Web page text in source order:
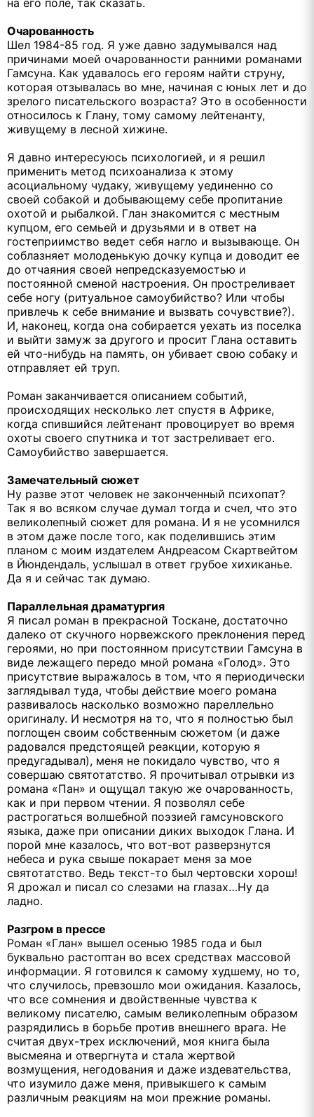
Очарованность
Шел 1984-85 год. Я уже давно задумывался над
причинами моей очарованности ранними романами
Гамсуна. Как удавалось его героям найти струну,
которая отзывалась во мне, начиная с юных лет и до
зрелого писательского возраста? Это в особенности
относилось к Глану, тому самому лейтенанту,
живущему в лесной хижине.
Я давно интересуюсь психологией, и я решил
применить метод психоанализа к этому
асоциальному чудаку, живущему уединенно со
своей собакой и добывающему себе пропитание
охотой и рыбалкой. Глан знакомится с местным
купцом, его семьей и друзьями и в ответ на
гостеприимство ведет себя нагло и вызывающе. Он
соблазняет молоденькую дочку купца и доводит ее
до отчаяния своей непредсказуемостью и
постоянной сменой настроения. Он простреливает
себе ногу (ритуальное самоубийство? Или чтобы
привлечь к себе внимание и вызвать сочувствие?).
И, наконец, когда она собирается уехать из поселка
и выйти замуж за другого и просит Глана оставить
ей что-нибудь на память, он убивает свою собаку и
отправляет ей труп.
Роман заканчивается описанием событий,
происходящих несколько лет спустя в Африке,
когда спившийся лейтенант провоцирует во время
охоты своего спутника и тот застреливает его.
Самоубийство завершается.
Замечательный сюжет
Ну разве этот человек не законченный психопат?
Так я во всяком случае думал тогда и счел, что это
великолепный сюжет для романа. И я не усомнился
в этом даже после того, как поделившись этим
планом с моим издателем Андреасом Скартвейтом
в Йюндендаль, услышал в ответ грубое хихиканье.
Да я и сейчас так думаю.
Параллельная драматургия
Я писал роман в прекрасной Тоскане, достаточно
далеко от скучного норвежского преклонения перед
героями, но при постоянном присутствии Гамсуна в
виде лежащего передо мной романа «Голод». Это
присутствие выражалось в том, что я периодически
заглядывал туда, чтобы действие моего романа
развивалось насколько возможно пареллельно
оригиналу. И несмотря на то, что я полностью был
поглощен своим собственным сюжетом (и даже
радовался предстоящей реакции, которую я
предугадывал), меня не покидало чувство, что я
совершаю святотатство. Я прочитывал отрывки из
романа «Пан» и ощущал такую же очарованность,
как и при первом чтении. Я позволял себе
растрогаться волшебной поэзией гамсуновского
языка, даже при описании диких выходок Глана. И
порой мне казалось, что вот-вот разверзнутся
небеса и рука свыше покарает меня за мое
святотатство. Ведь текст-то был чертовски хорош!
Я дрожал и писал со слезами на глазах…Ну да
ладно.
Разгром в прессе
Роман «Глан» вышел осенью 1985 года и был
буквально растоптан во всех средствах массовой
информации. Я готовился к самому худшему, но то,
что случилось, превзошло мои ожидания. Казалось,
что все сомнения и двойственные чувства к
великому писателю, самым великолепным образом
разрядились в борьбе против внешнего врага. Не
считая двух-трех исключений, моя книга была
высмеяна и отвергнута и стала жертвой
возмущения, негодования и даже издевательства,
что изумило даже меня, привыкшего к самым
различным реакциям на мои прежние романы.